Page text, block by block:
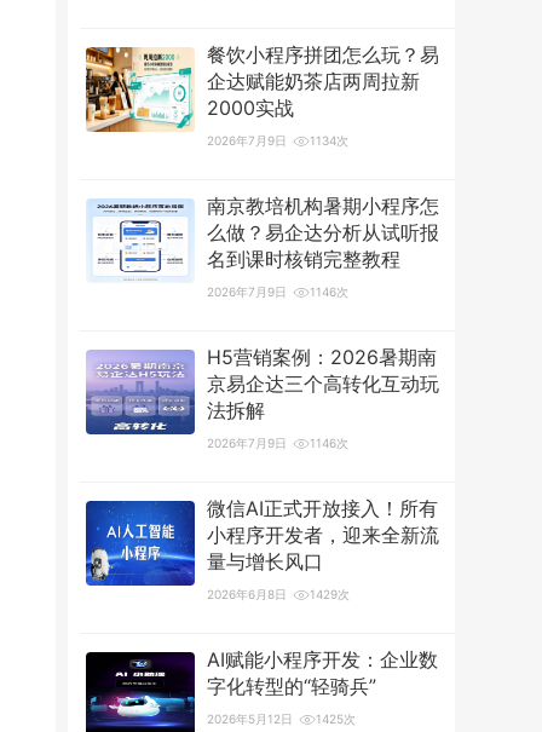
餐饮小程序拼团怎么玩？易
企达赋能奶茶店两周拉新
2000实战
2026年7月9日 1134次
南京教培机构暑期小程序怎
么做？易企达分析从试听报
名到课时核销完整教程
2026年7月9日 1146次
H5营销案例：2026暑期南
京易企达三个高转化互动玩
法拆解
2026年7月9日 1146次
微信AI正式开放接入！所有
小程序开发者，迎来全新流
量与增长风口
2026年6月8日 1429次
AI赋能小程序开发：企业数
字化转型的“轻骑兵”
2026年5月12日 1425次